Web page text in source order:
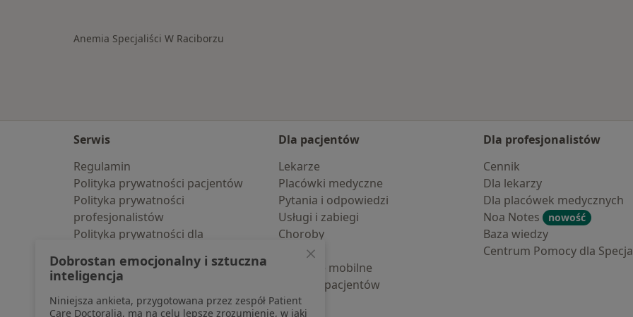
Anemia Specjaliści W Raciborzu
Serwis
Regulamin
Polityka prywatności pacjentów
Polityka prywatności
profesjonalistów
Polityka prywatności dla
pozyskaliśmy samodzielnie
Polityka cookies
Jak działają wyniki wyszukiwania
Dla pacjentów
Lekarze
Placówki medyczne
Pytania i odpowiedzi
Usługi i zabiegi
Choroby
Pomoc
Aplikacje mobilne
Blog dla pacjentów
Dla profesjonalistów
Cennik
Dla lekarzy
Dla placówek medycznych
Noa Notes
nowość
Baza wiedzy
Centrum Pomocy dla
Dobrostan emocjonalny i sztuczna
inteligencja
Niniejsza ankieta, przygotowana przez zespół Patient
Care Doctoralia, ma na celu lepsze zrozumienie, w jaki